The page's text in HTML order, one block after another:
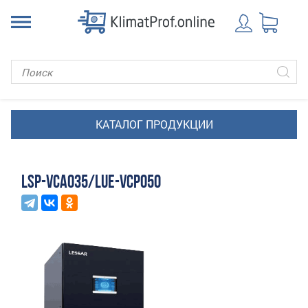
LSP-VCA035/LUE-VCP050